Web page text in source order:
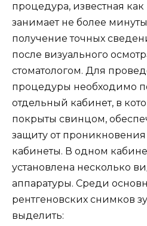
процедура, известная как
занимает не более
получение точных
после визуального
стоматологом. Для
процедуры необходимо
отдельный кабинет, в
покрыты свинцом,
защиту от
кабинеты. В одном
установлена несколько
аппаратуры. Среди
рентгеновских снимков
выделить: